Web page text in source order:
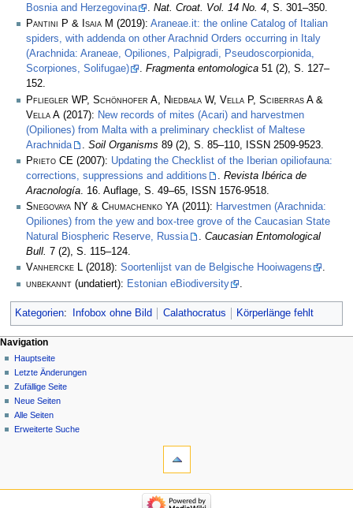
Bosnia and Herzegovina
. Nat. Croat. Vol. 14 No. 4, S. 301–350.
Pantini P & Isaia M (2019): Araneae.it: the online Catalog of Italian
spiders, with addenda on other Arachnid Orders occurring in Italy
(Arachnida: Araneae, Opiliones, Palpigradi, Pseudoscorpionida,
Scorpiones, Solifugae)
. Fragmenta entomologica 51 (2), S. 127–
152.
Pfliegler WP, Schönhofer A, Niedbała W, Vella P, Sciberras A &
Vella A (2017): New records of mites (Acari) and harvestmen
(Opiliones) from Malta with a preliminary checklist of Maltese
Arachnida
Soil Organisms 89 (2), S. 85–110, ISSN 2509-9523.
Prieto CE (2007): Updating the Checklist of the Iberian opiliofauna:
corrections, suppressions and additions
. Revista Ibérica de
Aracnología. 16. Auflage, S. 49–65, ISSN 1576-9518.
Snegovaya NY & Chumachenko YA (2011): Harvestmen (Arachnida:
Opiliones) from the yew and box-tree grove of the Caucasian State
Natural Biospheric Reserve, Russia
. Caucasian Entomological
Bull. 7 (2), S. 115–124.
Vanhercke L (2018): Soortenlijst van de Belgische Hooiwagens
.
unbekannt (undatiert): Estonian eBiodiversity
Kategorien: Infobox ohne Bild Calathocratus Körperlänge fehlt
Navigation
Hauptseite
Letzte Änderungen
Zufällige Seite
Neue Seiten
Alle Seiten
Erweiterte Suche